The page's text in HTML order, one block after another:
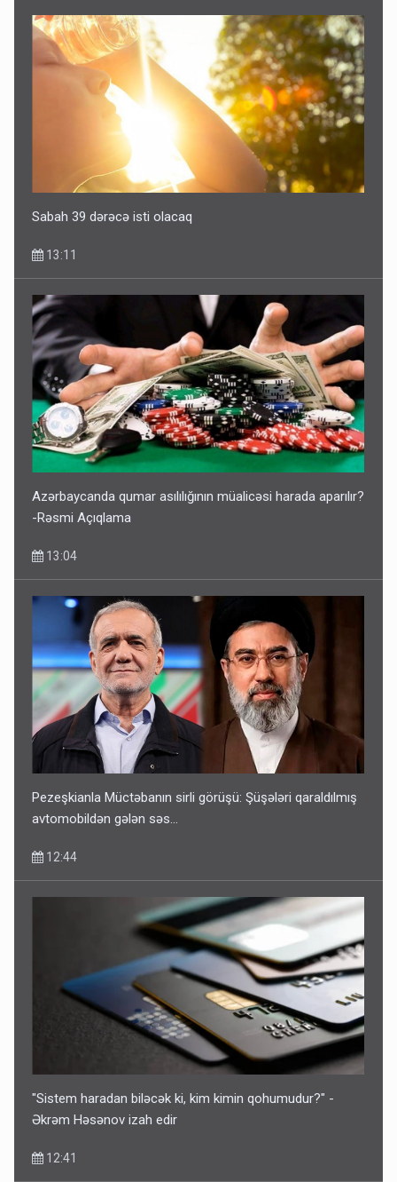
Sabah 39 dərəcə isti olacaq
13:11
Azərbaycanda qumar asılılığının müalicəsi harada aparılır?
-Rəsmi Açıqlama
13:04
Pezeşkianla Müctəbanın sirli görüşü: Şüşələri qaraldılmış
avtomobildən gələn səs...
12:44
"Sistem haradan biləcək ki, kim kimin qohumudur?" -
Əkrəm Həsənov izah edir
12:41